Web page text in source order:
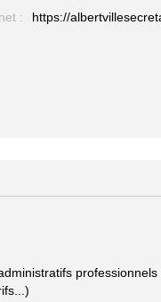
:
https://
professionnels